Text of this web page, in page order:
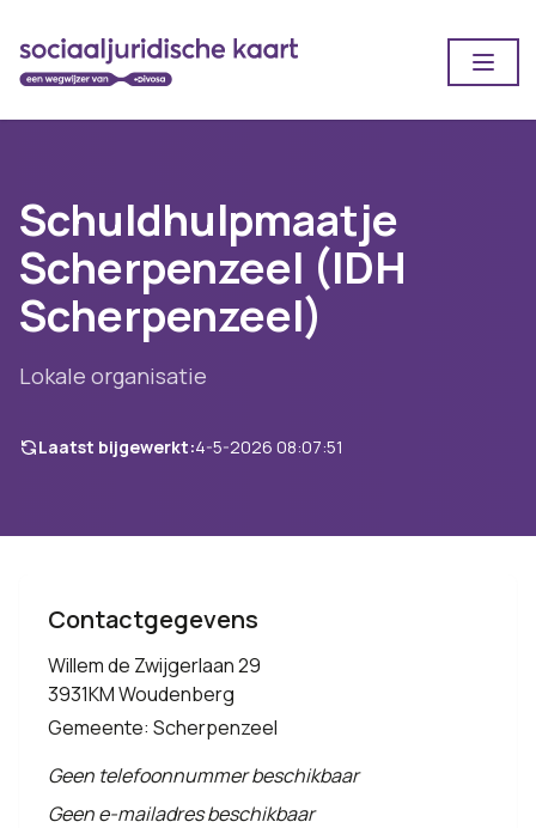
Schuldhulpmaatje
Scherpenzeel (IDH
Scherpenzeel)
Lokale organisatie
Laatst bijgewerkt:4-5-2026 08:07:51
Contactgegevens
Willem de Zwijgerlaan 29
3931KM Woudenberg
Gemeente: Scherpenzeel
Geen telefoonnummer beschikbaar
Geen e-mailadres beschikbaar